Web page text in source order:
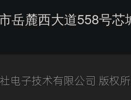
岳麓西大道558号芯
电子技术有限公司 版权所